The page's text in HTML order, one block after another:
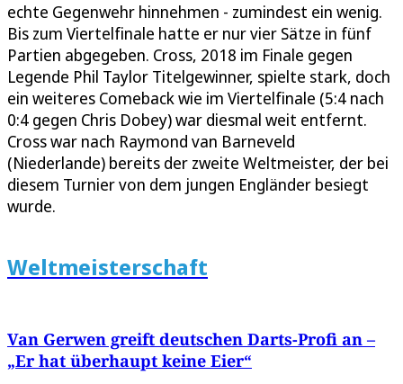
echte Gegenwehr hinnehmen - zumindest ein wenig.
Bis zum Viertelfinale hatte er nur vier Sätze in fünf
Partien abgegeben. Cross, 2018 im Finale gegen
Legende Phil Taylor Titelgewinner, spielte stark, doch
ein weiteres Comeback wie im Viertelfinale (5:4 nach
0:4 gegen Chris Dobey) war diesmal weit entfernt.
Cross war nach Raymond van Barneveld
(Niederlande) bereits der zweite Weltmeister, der bei
diesem Turnier von dem jungen Engländer besiegt
wurde.
Weltmeisterschaft
Van Gerwen greift deutschen Darts-Profi an –
„Er hat überhaupt keine Eier“